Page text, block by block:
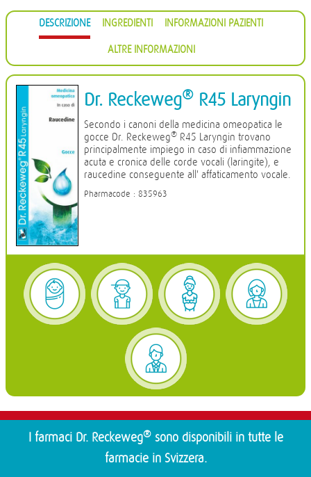
DESCRIZIONE INGREDIENTI INFORMAZIONI PAZIENTI
ALTRE INFORMAZIONI
Dr. Reckeweg® R45 Laryngin
Secondo i canoni della medicina omeopatica le
gocce Dr. Reckeweg® R45 Laryngin trovano
principalmente impiego in caso di infiammazione
acuta e cronica delle corde vocali (laringite), e
raucedine conseguente all' affaticamento vocale.
Pharmacode : 835963
I farmaci Dr. Reckeweg®sono disponibili in tutte le
farmacie in Svizzera.